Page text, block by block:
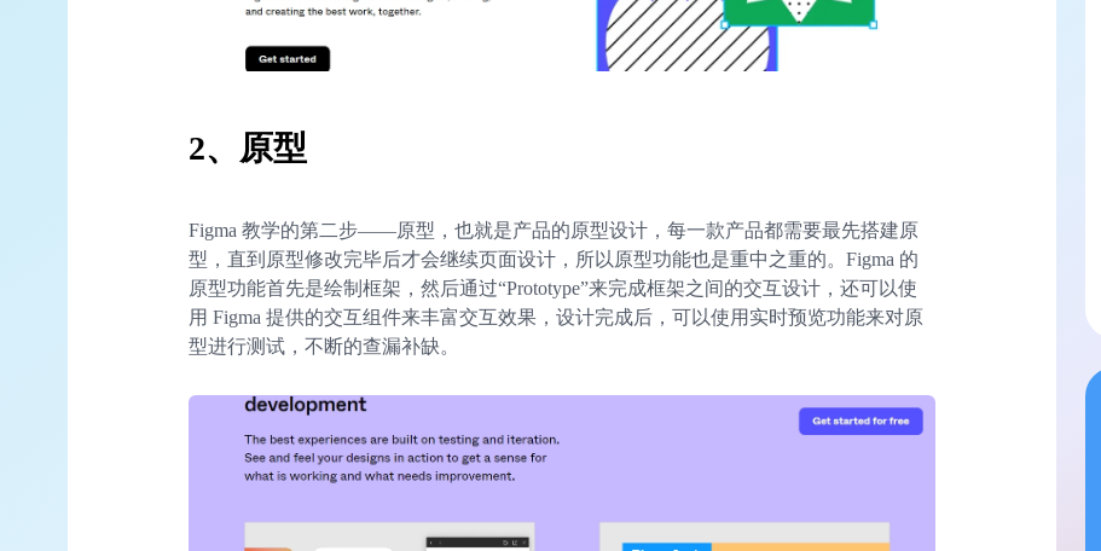
2、原型
Figma 教学的第二步——原型，也就是产品的原型设计，每一款产品都需要最先搭建原
型，直到原型修改完毕后才会继续页面设计，所以原型功能也是重中之重的。Figma 的
原型功能首先是绘制框架，然后通过“Prototype”来完成框架之间的交互设计，还可以使
用 Figma 提供的交互组件来丰富交互效果，设计完成后，可以使用实时预览功能来对原
型进行测试，不断的查漏补缺。